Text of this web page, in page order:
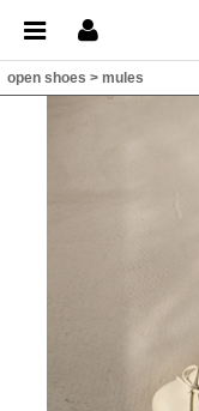
open shoes > mules